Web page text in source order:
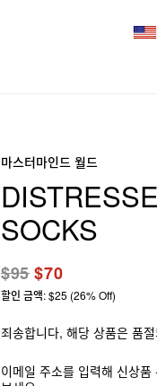
마스터마인드 월드
SOCKS
$95$70
할인 금액: $25 (26% Off)
죄송합니다, 해당 상품은 품
이메일 주소를 입력해 신상